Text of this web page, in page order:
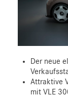
Der neue
Attraktive
mit VLE